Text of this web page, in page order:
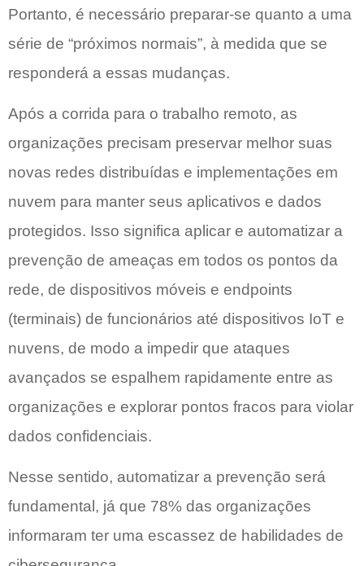
Portanto, é necessário preparar-se quanto a uma
série de “próximos normais”, à medida que se
responderá a essas mudanças.
Após a corrida para o trabalho remoto, as
organizações precisam preservar melhor suas
novas redes distribuídas e implementações em
nuvem para manter seus aplicativos e dados
protegidos. Isso significa aplicar e automatizar a
prevenção de ameaças em todos os pontos da
rede, de dispositivos móveis e endpoints
(terminais) de funcionários até dispositivos IoT e
nuvens, de modo a impedir que ataques
avançados se espalhem rapidamente entre as
organizações e explorar pontos fracos para violar
dados confidenciais.
Nesse sentido, automatizar a prevenção será
fundamental, já que 78% das organizações
informaram ter uma escassez de habilidades de